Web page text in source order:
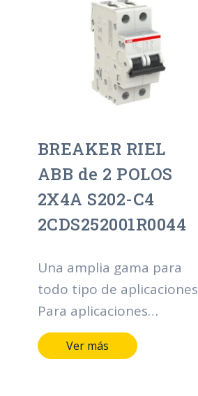
mando y control de la
instalación. Además, el
diseño y las dimensiones
de los dispositivos
permiten una integración
ya existentes.
BREAKER RIEL
ABB de 2 POLOS
2X4A S202-C4
2CDS252001R0044
Una amplia gama para
todo tipo de aplicaciones
Para aplicaciones
residenciales, comerciales
e industriales, la gama
Ver más